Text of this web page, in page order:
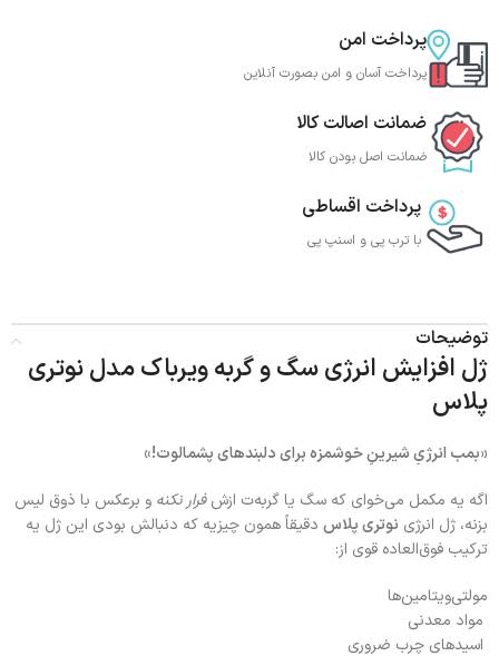
پرداخت امن
پرداخت آسان و امن بصورت آنلاین
ضمانت اصالت کالا
ضمانت اصل بودن کالا
پرداخت اقساطی
با ترب‌ پی و اسنپ پی
توضیحات
ژل افزایش انرژی سگ و گربه ویرباک مدل نوتری
پلاس
«بمب انرژیِ شیرینِ خوشمزه برای دلبندهای پشمالوت!»
اگه یه مکمل می‌خوای که سگ یا گربه‌ت ازشفرار نکنه و برعکس با ذوق لیس
بزنه، ژل انرژی نوتری پلاس دقیقاً همون چیزیه که دنبالش بودی این ژل یه
ترکیب فوق‌العاده قوی از:
مولتی‌ویتامین‌ها
مواد معدنی
اسیدهای چرب ضروری